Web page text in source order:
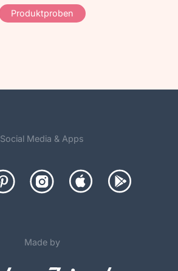
Produktproben
Social Media & Apps
Made by